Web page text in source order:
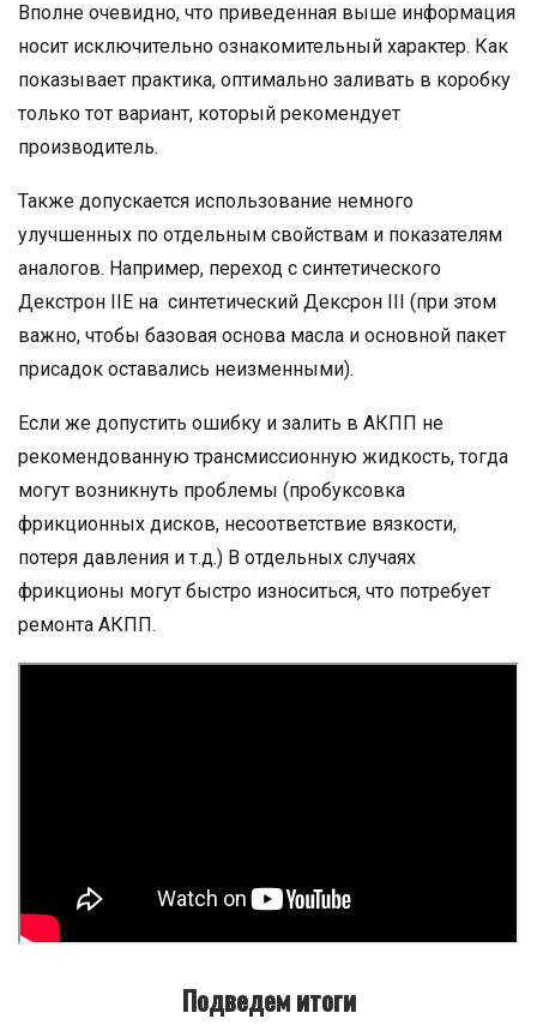
Вполне очевидно, что приведенная выше информация
носит исключительно ознакомительный характер. Как
показывает практика, оптимально заливать в коробку
только тот вариант, который рекомендует
производитель.
Также допускается использование немного
улучшенных по отдельным свойствам и показателям
аналогов. Например, переход с синтетического
Декстрон IIE на синтетический Дексрон III (при этом
важно, чтобы базовая основа масла и основной пакет
присадок оставались неизменными).
Если же допустить ошибку и залить в АКПП не
рекомендованную трансмиссионную жидкость, тогда
могут возникнуть проблемы (пробуксовка
фрикционных дисков, несоответствие вязкости,
потеря давления и т.д.) В отдельных случаях
фрикционы могут быстро износиться, что потребует
ремонта АКПП.
Подведем итоги